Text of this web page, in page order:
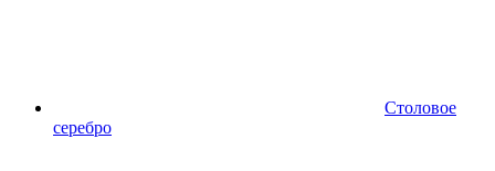
Столовое
серебро